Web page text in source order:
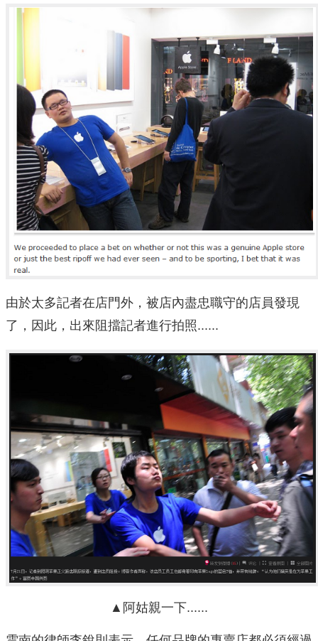
由於太多記者在店門外，被店內盡忠職守的店員發現
了，因此，出來阻擋記者進行拍照......
▲阿姑親一下......